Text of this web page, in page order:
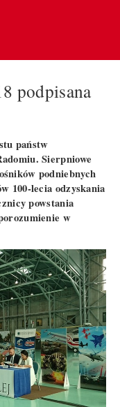
podpisana
państw
Sierpniowe
podniebnych
100-lecia odzyskania
powstania
w